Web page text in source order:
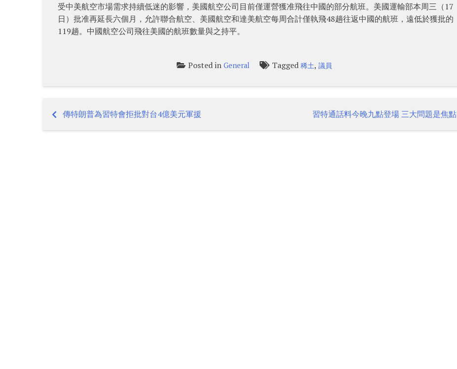
受中美航空市場需求持續低迷的影響，美國航空公司目前僅運營獲准飛往中國的部分航班。美國運輸部本周三（17
日）批准再延長六個月，允許聯合航空、美國航空和達美航空每周合計僅執飛48趟往返中國的航班，遠低於獲批的
119趟。中國航空公司飛往美國的航班數量與之持平。
Posted inGeneral Tagged稀土,議員
Post
傳特朗普為習特會拒批對台4億美元軍援 習特通話料今晚九點登場 三大問題是焦點